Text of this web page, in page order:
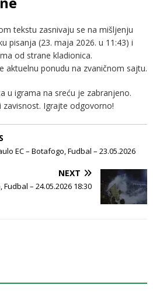
tekstu zasnivaju se na mišljenju
pisanja (23. maja 2026. u 11:43) i
od strane kladionica.
aktuelnu ponudu na zvaničnom sajtu.
u igrama na sreću je zabranjeno.
zavisnost. Igrajte odgovorno!
EC – Botafogo, Fudbal – 23.05.2026
NEXT
– 24.05.2026 18:30